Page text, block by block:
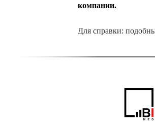
компании.
Для справки: